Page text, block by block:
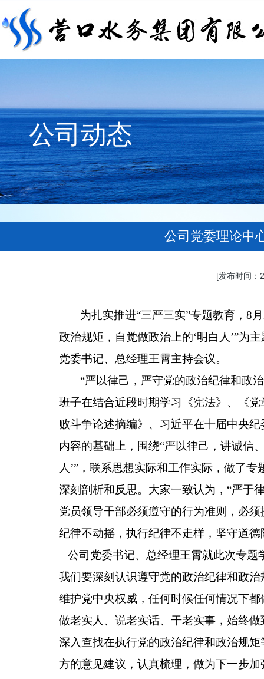
公司动态
公司党委理论中
[发布时间
为扎实推进“三严三实”专题教育， 8 月
政治规矩，自觉做政治上的‘明白人’”为
党委书记、总经理王霄主持会议。
“严以律己，严守党的政治纪律和政
班子在结合近段时期学习《宪法》、《
败斗争论述摘编》、习近平在十届中央
内容的基础上，围绕“严以律己，讲诚信
人’”，联系思想实际和工作实际，做了
深刻剖析和反思。大家一致认为，“严于
党员领导干部必须遵守的行为准则，必
纪律不动摇，执行纪律不走样，坚守道
公司党委书记、总经理王霄就此次专
我们要深刻认识遵守党的政治纪律和政
维护党中央权威，任何时候任何情况下
做老实人、说老实话、干老实事，始终
深入查找在执行党的政治纪律和政治规
方的意见建议，认真梳理，做为下一步